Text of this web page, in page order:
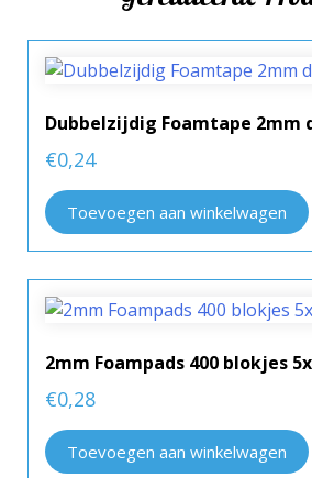
Dubbelzijdig Foamtape 2mm
€0,24
Toevoegen aan winkelwagen
2mm Foampads 400 blokjes
€0,28
Toevoegen aan winkelwagen